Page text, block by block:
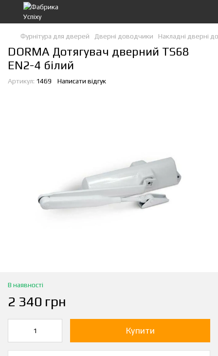
Фурнітура для дверей Дверні доводчики Накладні дверні
DORMA Дотягувач дверний TS68
EN2-4 білий
Артикул: 1469 Написати відгук
В наявності
2 340 грн
Купити